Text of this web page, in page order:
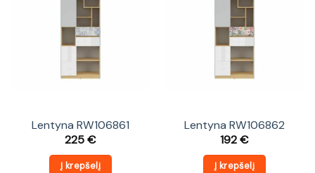
Lentyna RW106861
225€
Į krepšelį
Lentyna RW106862
192€
Į krepšelį